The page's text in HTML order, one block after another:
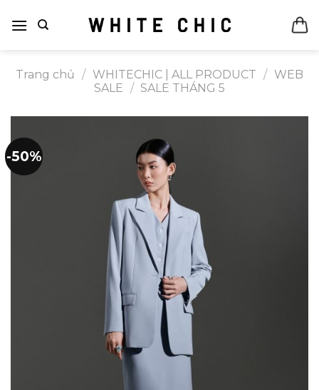
qua
Trang chủ
/ WHITECHIC | ALL PRODUCT / WEB
SALE / SALE THÁNG 5
-50%